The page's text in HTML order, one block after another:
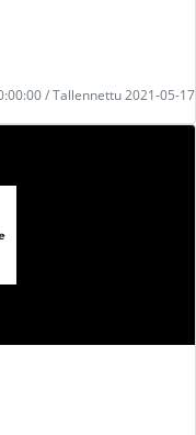
/ Tallennettu 2021-05-17